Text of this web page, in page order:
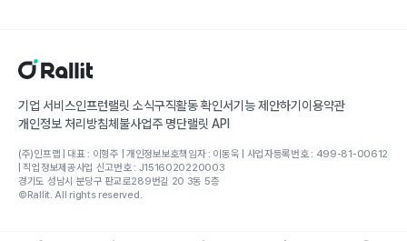
기업 서비스인프런랠릿 소식구직활동 확인서기능 제안하기 이용약관
개인정보 처리방침체불사업주 명단랠릿 API
(주)인프랩 | 대표 : 이형주 | 개인정보보호책임자 : 이동욱 | 사업자등록번호 : 499-81-00612
| 직업정보제공사업 신고번호 : J1516020220003
경기도 성남시 분당구 판교로289번길 20 3동 5층
©Rallit. All rights reserved.